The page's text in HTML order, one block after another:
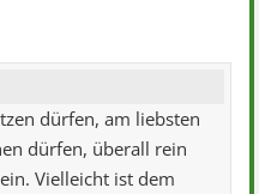
dürfen, am liebsten
dürfen, überall rein
Vielleicht ist dem